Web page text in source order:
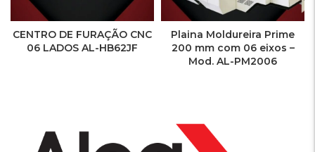
CENTRO DE FURAÇÃO CNC
06 LADOS AL-HB62JF
Plaina Moldureira Prime
200 mm com 06 eixos –
Mod. AL-PM2006